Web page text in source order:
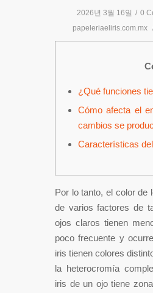
2026년 3월 16일 / 0
papeleriaeliris.com.mx
¿Qué funciones
Cómo afecta el
cambios se
Características
Por lo tanto, el color de
de varios factores de
ojos claros tienen
poco frecuente y
iris tienen colores
la heterocromía
iris de un ojo tiene